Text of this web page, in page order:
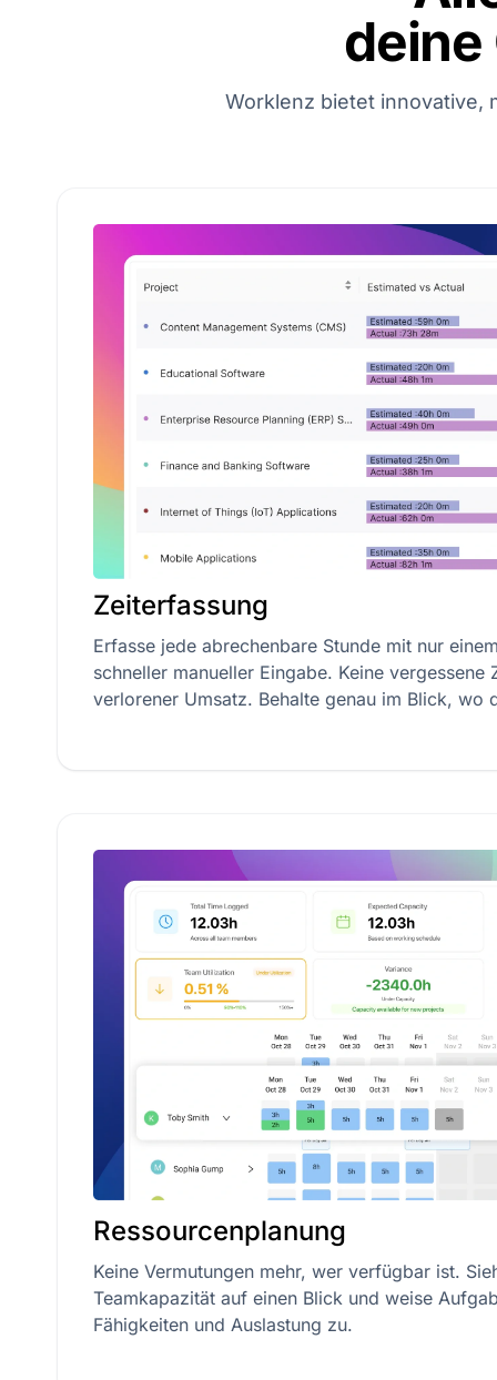
Worklenz bietet innovative,
Zeiterfassung
Erfasse jede abrechenbare Stunde mit nur
schneller manueller Eingabe. Keine vergessene
verlorener Umsatz. Behalte genau im Blick, wo
Ressourcenplanung
Keine Vermutungen mehr, wer verfügbar ist.
Teamkapazität auf einen Blick und weise
Fähigkeiten und Auslastung zu.